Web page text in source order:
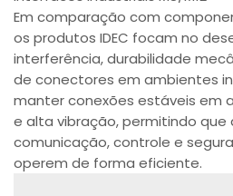
Em comparação com
os produtos IDEC focam no
interferência, durabilidade
de conectores em ambientes
manter conexões estáveis em
e alta vibração, permitindo que
comunicação, controle e
operem de forma eficiente.